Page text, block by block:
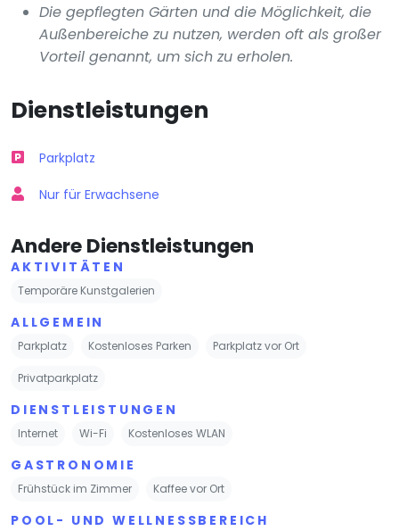
Die gepflegten Gärten und die Möglichkeit, die
Außenbereiche zu nutzen, werden oft als großer
Vorteil genannt, um sich zu erholen.
Dienstleistungen
Parkplatz
Nur für Erwachsene
Andere Dienstleistungen
AKTIVITÄTEN
Temporäre Kunstgalerien
ALLGEMEIN
Parkplatz Kostenloses Parken Parkplatz vor Ort
Privatparkplatz
DIENSTLEISTUNGEN
Internet Wi-Fi Kostenloses WLAN
GASTRONOMIE
Frühstück im Zimmer Kaffee vor Ort
POOL- UND WELLNESSBEREICH